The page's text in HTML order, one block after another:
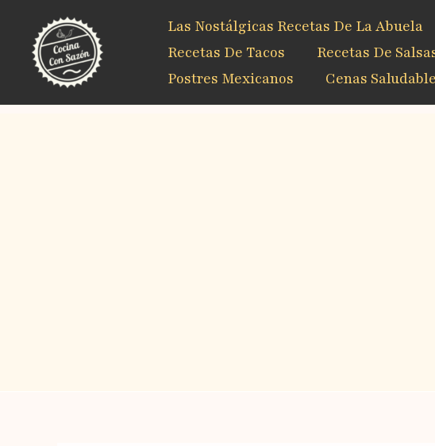
contenido
Las Nostálgicas Recetas De La Abuela
Recetas De Tacos
Recetas De
Postres Mexicanos
Cenas